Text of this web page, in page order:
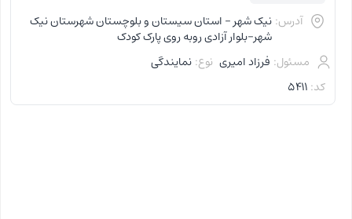
آدرس: نیک شهر - استان سیستان و بلوچستان شهرستان نیک
شهر-بلوار آزادی روبه روی پارک کودک
مسئول: فرزاد امیری نوع: نمایندگی
کد: 5411